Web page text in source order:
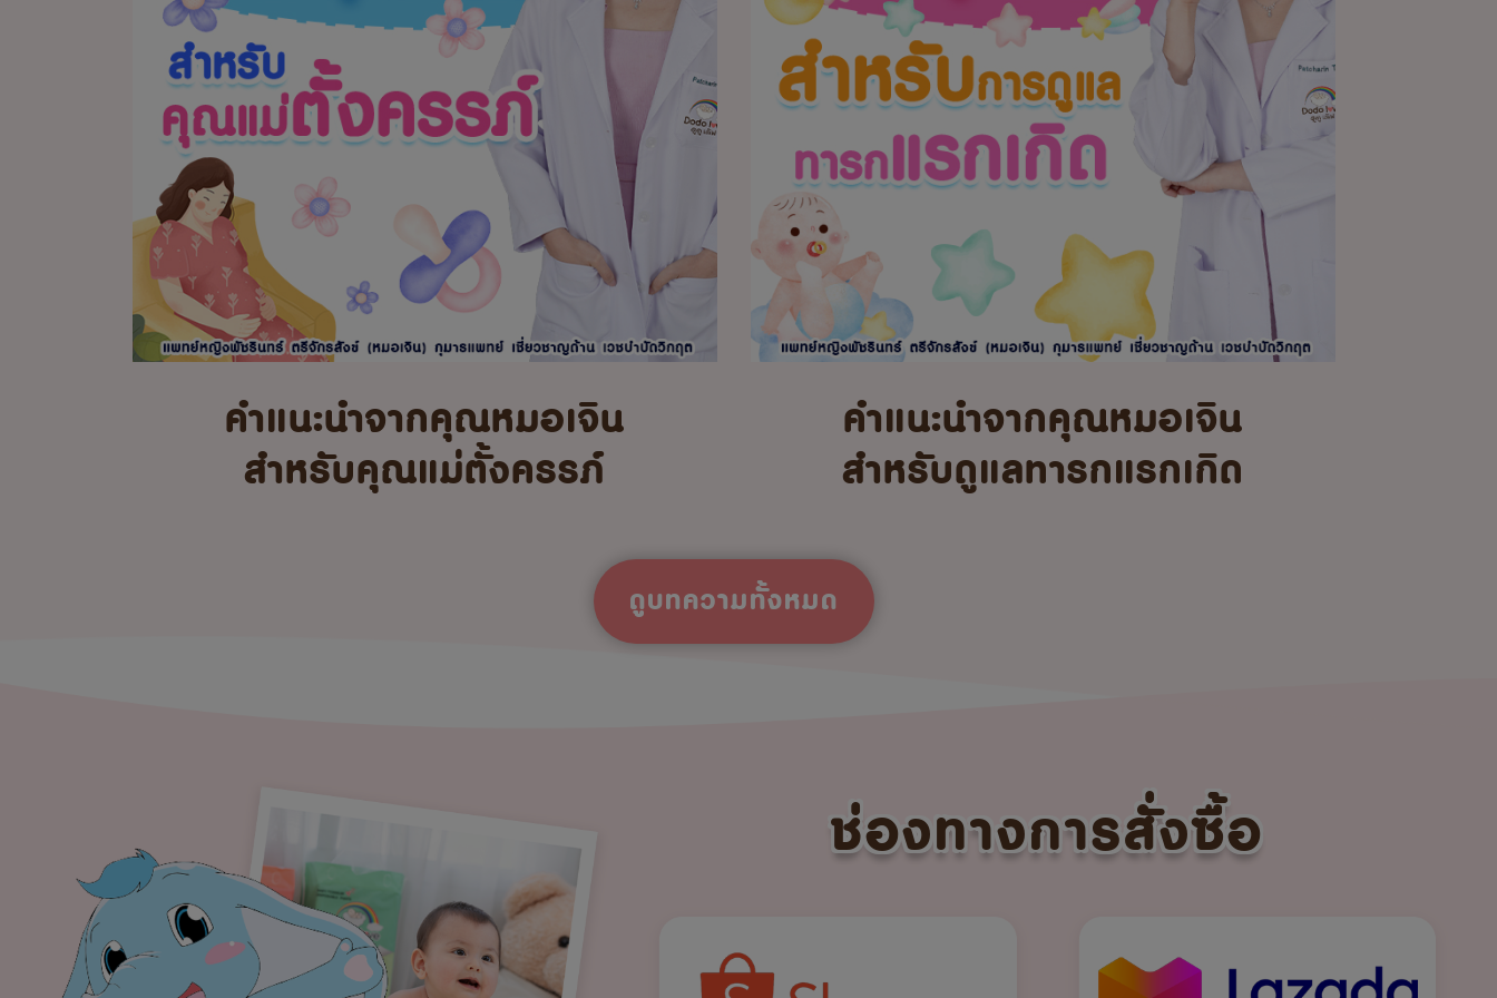
คำแนะนำจากคุณหมอเจิน
สำหรับคุณแม่ตั้งครรภ์
คำแนะนำจากคุณหมอเจิน
สำหรับดูแลทารกแรกเกิด
ดูบทความทั้งหมด
ช่องทางการสั่งซื้อ